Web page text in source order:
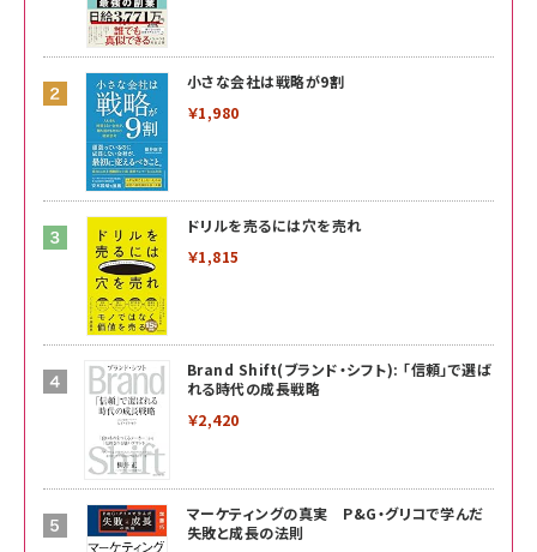
小さな会社は戦略が9割
￥1,980
ドリルを売るには穴を売れ
￥1,815
Brand Shift(ブランド・シフト): 「信頼」で選ば
れる時代の成長戦略
￥2,420
マーケティングの真実 P&G・グリコで学んだ
失敗と成長の法則